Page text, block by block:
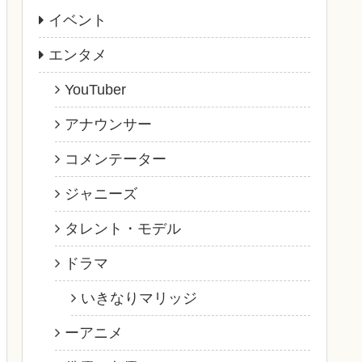
イベント
エンタメ
YouTuber
アナウンサー
コメンテーター
ジャニーズ
タレント・モデル
ドラマ
いきなりマリッジ
ーアニメ